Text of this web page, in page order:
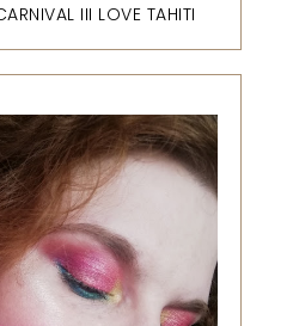
III LOVE TAHITI